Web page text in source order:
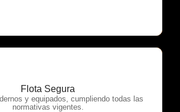
Flota Segura
y equipados, cumpliendo todas las
normativas vigentes.
OTP Servicios